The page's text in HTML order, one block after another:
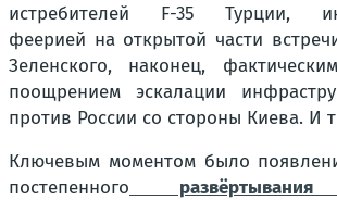
истребителей F-35 Турции,
феерией на открытой части
Зеленского, наконец,
поощрением эскалации
против России со стороны Киева. И
Ключевым моментом было
постепенного развёртывания